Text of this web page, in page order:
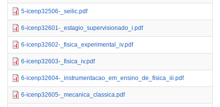
5-icenp32506-_seilic.pdf
6-icenp32601-_estagio_supervisionado_i.pdf
6-icenp32602-_fisica_experimental_iv.pdf
6-icenp32603-_fisica_iv.pdf
6-icenp32604-_instrumentacao_em_ensino_de_fisica_iii.pdf
6-icenp32605-_mecanica_classica.pdf